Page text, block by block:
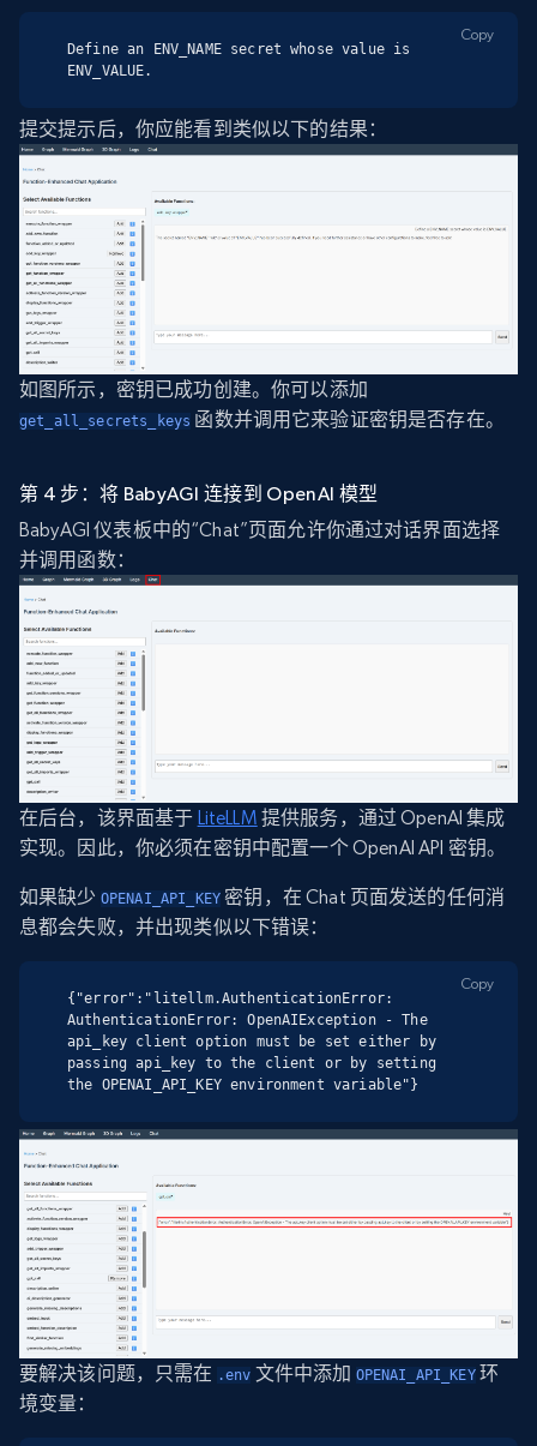
Define an ENV_NAME secret whose value is
ENV_VALUE.
Copy
提交提示后，你应能看到类似以下的结果：
如图所示，密钥已成功创建。你可以添加
get_all_secrets_keys 函数并调用它来验证密钥是否存在。
第 4 步：将 BabyAGI 连接到 OpenAI 模型
BabyAGI 仪表板中的“Chat”页面允许你通过对话界面选择
并调用函数：
在后台，该界面基于 LiteLLM 提供服务，通过 OpenAI 集成
实现。因此，你必须在密钥中配置一个 OpenAI API 密钥。
如果缺少 OPENAI_API_KEY 密钥，在 Chat 页面发送的任何消
息都会失败，并出现类似以下错误：
{"error":"litellm.AuthenticationError:
AuthenticationError: OpenAIException - The
api_key client option must be set either by
passing api_key to the client or by setting
the OPENAI_API_KEY environment variable"}
Copy
要解决该问题，只需在 .env 文件中添加 OPENAI_API_KEY环
境变量：